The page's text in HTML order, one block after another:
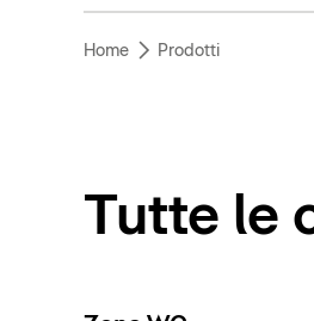
Home Prodotti
Tutte le